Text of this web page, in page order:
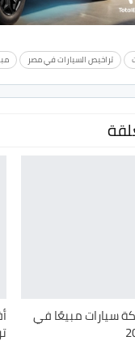
تراخيص السيارات في مصر
سيارات مبيعًا في